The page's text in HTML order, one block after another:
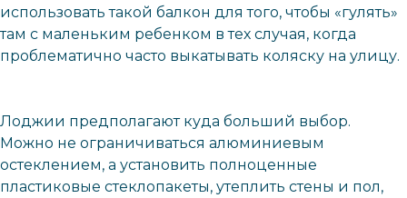
использовать такой балкон для того, чтобы «гулять»
там с маленьким ребенком в тех случая, когда
проблематично часто выкатывать коляску на улицу.
Лоджии предполагают куда больший выбор.
Можно не ограничиваться алюминиевым
остеклением, а установить полноценные
пластиковые стеклопакеты, утеплить стены и пол,